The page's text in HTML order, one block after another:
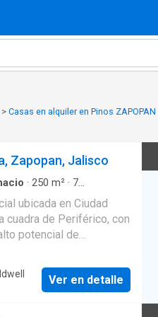
> Casas en alquiler en Pinos ZAPOPAN
Zapopan, Jalisco
· 250 m² · 7
ubicada en Ciudad
cuadra de Periférico, con
potencial de
metros de frente y una
adaptarse a
Ver en detalle